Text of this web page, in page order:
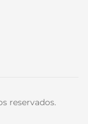
reservados.